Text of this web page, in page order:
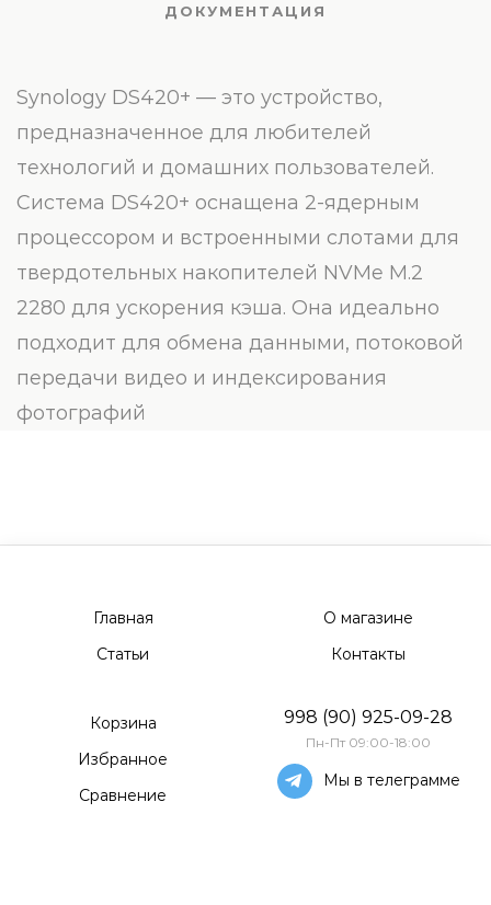
ДОКУМЕНТАЦИЯ
Synology DS420+ — это устройство,
предназначенное для любителей
технологий и домашних пользователей.
Система DS420+ оснащена 2-ядерным
процессором и встроенными слотами для
твердотельных накопителей NVMe M.2
2280 для ускорения кэша. Она идеально
подходит для обмена данными, потоковой
передачи видео и индексирования
фотографий
Главная
Статьи
О магазине
Контакты
Корзина
Избранное
Сравнение
998 (90) 925-09-28
Пн-Пт 09:00-18:00
Мы в телеграмме